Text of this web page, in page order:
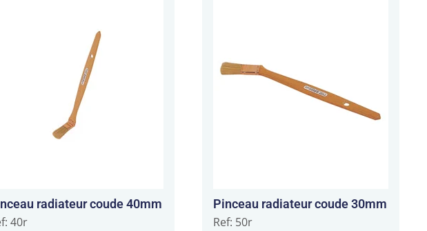
radiateur coude 40mm
40r
Pinceau radiateur coude 30mm
Ref: 50r